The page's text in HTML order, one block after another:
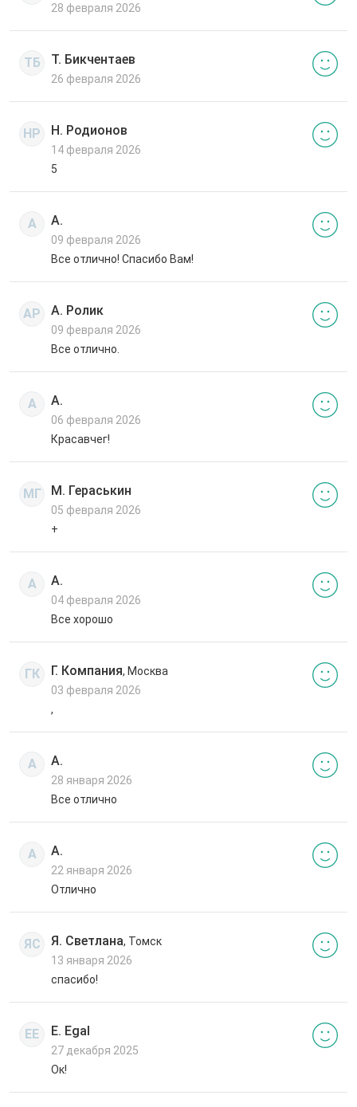
28 февраля 2026
ТБ Т. Бикчентаев
26 февраля 2026
НР Н. Родионов
14 февраля 2026
5
А А.
09 февраля 2026
Все отлично! Спасибо Вам!
АР А. Ролик
09 февраля 2026
Все отлично.
А А.
06 февраля 2026
Красавчег!
МГ М. Гераськин
05 февраля 2026
+
А А.
04 февраля 2026
Все хорошо
ГК Г. Компания, Москва
03 февраля 2026
,
А А.
28 января 2026
Все отлично
А А.
22 января 2026
Отлично
ЯС Я. Светлана, Томск
13 января 2026
спасибо!
EE E. Egal
27 декабря 2025
Ок!